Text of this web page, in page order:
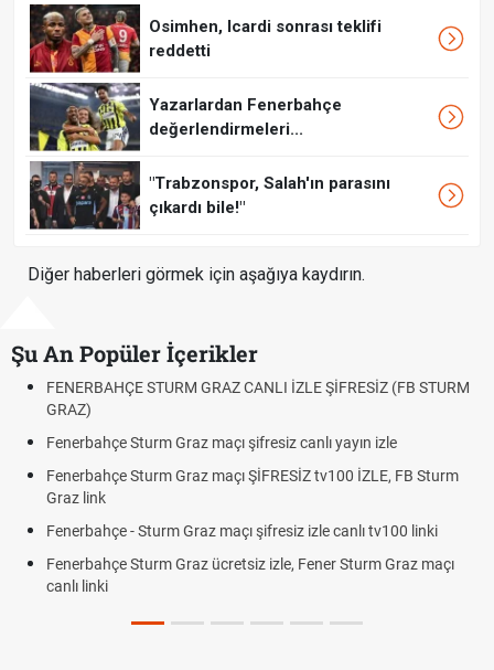
Osimhen, Icardi sonrası teklifi
reddetti
Yazarlardan Fenerbahçe
değerlendirmeleri...
"Trabzonspor, Salah'ın parasını
çıkardı bile!"
Diğer haberleri görmek için aşağıya kaydırın.
Şu An Popüler İçerikler
STURM GRAZ CANLI İZLE ŞİFRESİZ (FB STURM
Sturm Graz maçı şifresiz canlı yayın izle
Sturm Graz maçı ŞİFRESİZ tv100 İZLE, FB Sturm
- Sturm Graz maçı şifresiz izle canlı tv100 linki
Sturm Graz ücretsiz izle, Fener Sturm Graz maçı
Fındık
Rövanşı